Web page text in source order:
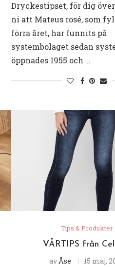
Dryckestipset, för dig
ni att Mateus rosé, som
förra året, har funnits på
systembolaget sedan
öppnades 1955 och …
Tips & Produkter
VÅRTIPS från
avÅse 15 maj,